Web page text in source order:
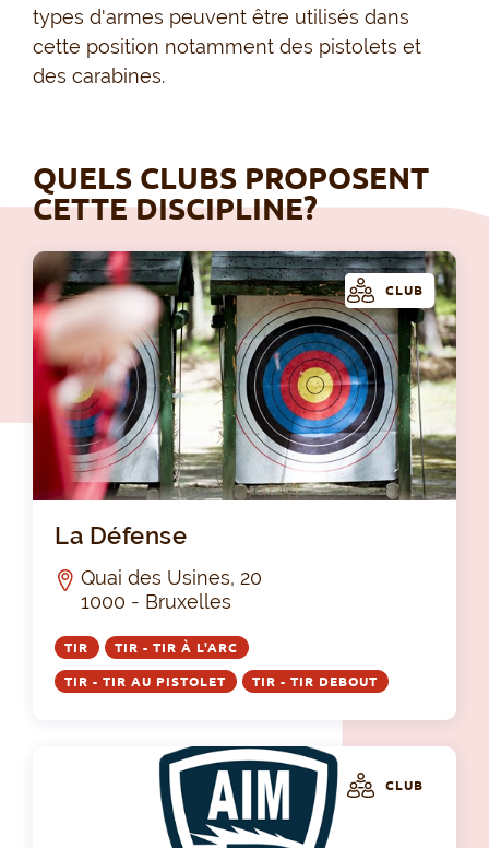
types d'armes peuvent être utilisés dans
cette position notamment des pistolets et
des carabines.
QUELS CLUBS PROPOSENT
CETTE DISCIPLINE?
CLUB
La Défense
Quai des Usines, 20
1000 - Bruxelles
TIR TIR - TIR À L'ARC
TIR - TIR AU PISTOLET TIR - TIR DEBOUT
CLUB